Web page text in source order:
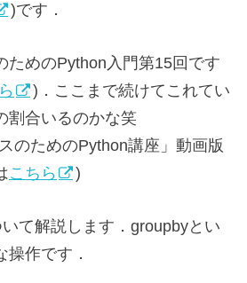
)です．
ためのPython入門第15回です
)．ここまで続けてこれてい
割合いるのかな笑
のためのPython講座」動画版
こちら )
て解説します．groupbyとい
操作です．